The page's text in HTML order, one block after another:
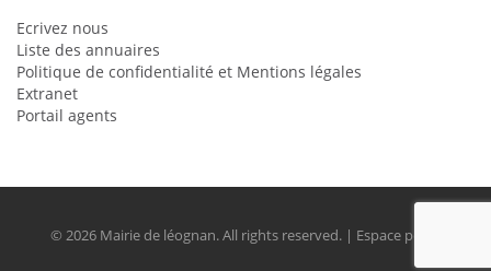
Ecrivez nous
Liste des annuaires
Politique de confidentialité et Mentions légales
Extranet
Portail agents
© 2026 Mairie de léognan. All rights reserved. | Espace perso